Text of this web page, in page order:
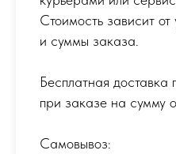
Стоимость зависит
и суммы заказа.
Бесплатная
при заказе на сумму
Самовывоз: